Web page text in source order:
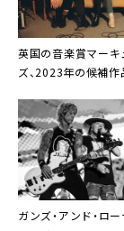
英国の音楽賞マーキ
ズ、2023年の候補作
ガンズ・アンド・ロ